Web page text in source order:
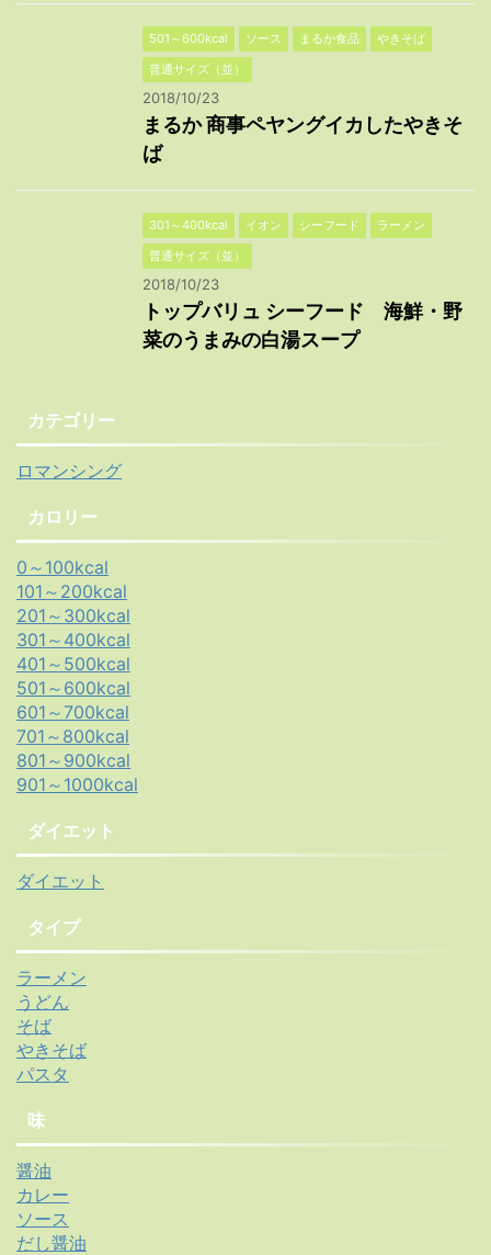
501～600kcal ソース まるか食品
やきそば
普通サイズ（並）
2018/10/23
まるか 商事ペヤングイカしたやきそ
ば
301～400kcal イオン シーフード
ラーメン
普通サイズ（並）
2018/10/23
トップバリュ シーフード 海鮮・野
菜のうまみの白湯スープ
カテゴリー
ロマンシング
カロリー
0～100kcal
101～200kcal
201～300kcal
301～400kcal
401～500kcal
501～600kcal
601～700kcal
701～800kcal
801～900kcal
901～1000kcal
ダイエット
ダイエット
タイプ
ラーメン
うどん
そば
やきそば
パスタ
味
醤油
カレー
ソース
だし醤油